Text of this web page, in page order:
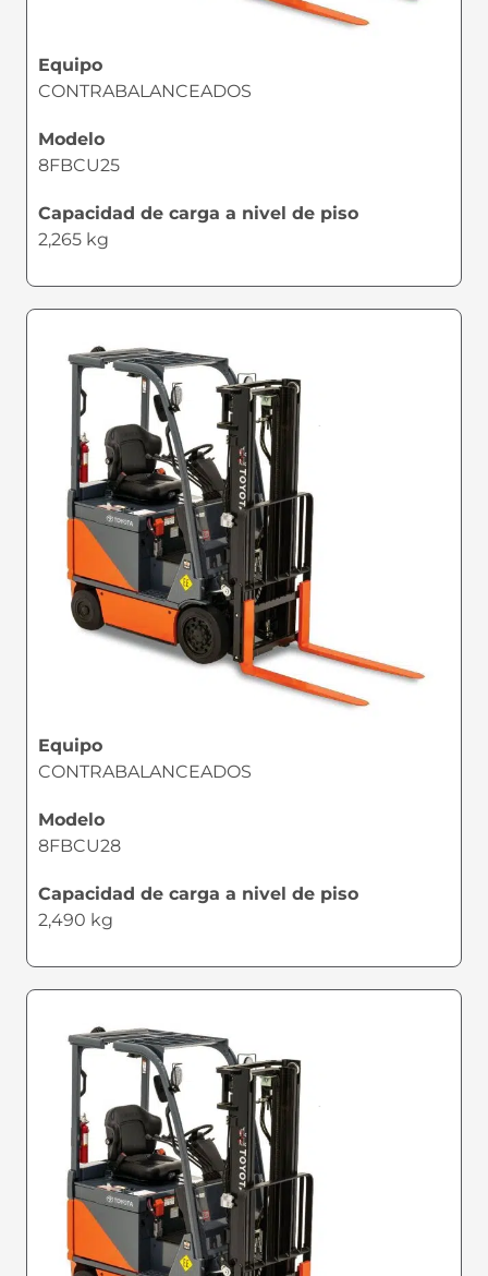
Equipo
CONTRABALANCEADOS
Modelo
8FBCU25
Capacidad de carga a nivel de piso
2,265 kg
Equipo
CONTRABALANCEADOS
Modelo
8FBCU28
Capacidad de carga a nivel de piso
2,490 kg